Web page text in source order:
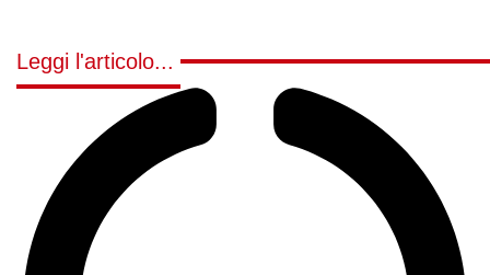
Leggi l'articolo...